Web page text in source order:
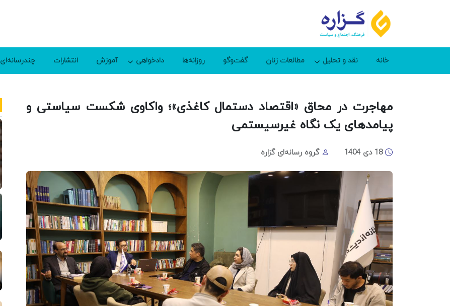
خانه نقد و تحلیل مطالعات زنان گفت‌وگو روزانه‌ها دادخواهی آموزش انتشارات چندرسانه‌ای
مهاجرت در محاق «اقتصاد دستمال کاغذی»؛ واکاوی شکست سیاستی و
پیامدهای یک نگاه غیرسیستمی
18 دی 1404 گروه رسانه‌ای گزاره